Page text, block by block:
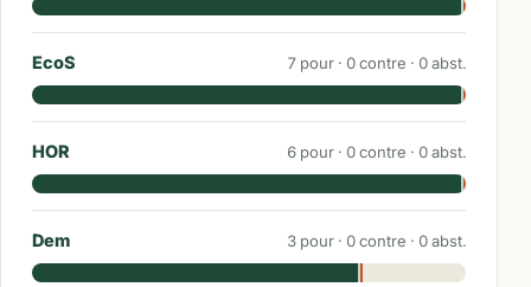
EcoS 7 pour · 0contre · 0abst.
HOR 6 pour · 0contre · 0abst.
Dem 3 pour · 0contre · 0abst.